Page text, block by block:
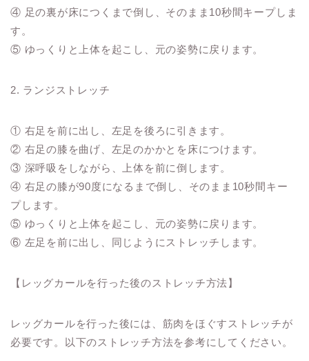
④ 足の裏が床につくまで倒し、そのまま10秒間キープしま
す。
⑤ ゆっくりと上体を起こし、元の姿勢に戻ります。
2. ランジストレッチ
① 右足を前に出し、左足を後ろに引きます。
② 右足の膝を曲げ、左足のかかとを床につけます。
③ 深呼吸をしながら、上体を前に倒します。
④ 右足の膝が90度になるまで倒し、そのまま10秒間キー
プします。
⑤ ゆっくりと上体を起こし、元の姿勢に戻ります。
⑥ 左足を前に出し、同じようにストレッチします。
【レッグカールを行った後のストレッチ方法】
レッグカールを行った後には、筋肉をほぐすストレッチが
必要です。以下のストレッチ方法を参考にしてください。